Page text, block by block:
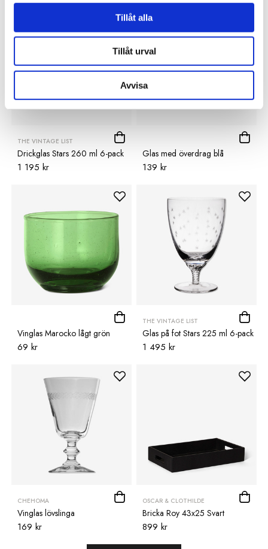
Tillåt alla
Tillåt urval
Avvisa
THE VINTAGE LIST
Drickglas Stars 260 ml 6-pack
1 195 kr
Nyhet
Glas med överdrag blå
139 kr
Vinglas Marocko lågt grön
69 kr
THE VINTAGE LIST
Glas på fot Stars 225 ml 6-pack
1 495 kr
CHEHOMA
Vinglas lövslinga
169 kr
OSCAR & CLOTHILDE
Bricka Roy 43x25 Svart
899 kr